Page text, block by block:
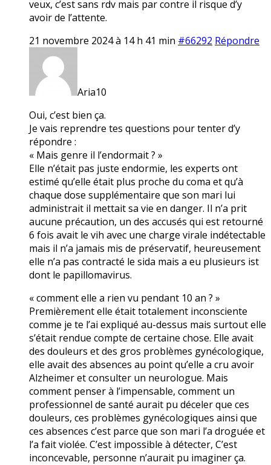
veux, c’est sans rdv mais par contre il risque d’y
avoir de l’attente.
21 novembre 2024 à 14 h 41 min #66292 Répondre
Aria10
Oui, c’est bien ça.
Je vais reprendre tes questions pour tenter d’y
répondre :
« Mais genre il l’endormait ? »
Elle n’était pas juste endormie, les experts ont
estimé qu’elle était plus proche du coma et qu’à
chaque dose supplémentaire que son mari lui
administrait il mettait sa vie en danger. Il n’a prit
aucune précaution, un des accusés qui est retourné
6 fois avait le vih avec une charge virale indétectable
mais il n’a jamais mis de préservatif, heureusement
elle n’a pas contracté le sida mais a eu plusieurs ist
dont le papillomavirus.
« comment elle a rien vu pendant 10 an ? »
Premièrement elle était totalement inconsciente
comme je te l’ai expliqué au-dessus mais surtout elle
s’était rendue compte de certaine chose. Elle avait
des douleurs et des gros problèmes gynécologique,
elle avait des absences au point qu’elle a cru avoir
Alzheimer et consulter un neurologue. Mais
comment penser à l’impensable, comment un
professionnel de santé aurait pu déceler que ces
douleurs, ces problèmes gynécologiques ainsi que
ces absences c’est parce que son mari l’a droguée et
l’a fait violée. C’est impossible à détecter, C’est
inconcevable, personne n’aurait pu imaginer ça.